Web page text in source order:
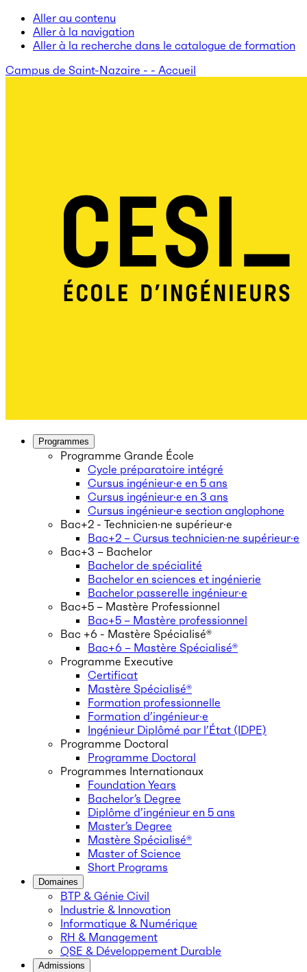
Aller au contenu
Aller à la navigation
Aller à la recherche dans le catalogue de formation
Campus de Saint-Nazaire - - Accueil
Programmes
Programme Grande École
Cycle préparatoire intégré
Cursus ingénieur·e en 5 ans
Cursus ingénieur·e en 3 ans
Cursus ingénieur·e section anglophone
Bac+2 - Technicien·ne supérieur·e
Bac+2 – Cursus technicien·ne supérieur·e
Bac+3 – Bachelor
Bachelor de spécialité
Bachelor en sciences et ingénierie
Bachelor passerelle ingénieur·e
Bac+5 – Mastère Professionnel
Bac+5 – Mastère professionnel
Bac +6 - Mastère Spécialisé®
Bac+6 – Mastère Spécialisé®
Programme Executive
Certificat
Mastère Spécialisé®
Formation professionnelle
Formation d’ingénieur·e
Ingénieur Diplômé par l’État (IDPE)
Programme Doctoral
Programme Doctoral
Programmes Internationaux
Foundation Years
Bachelor’s Degree
Diplôme d’ingénieur en 5 ans
Master’s Degree
Mastère Spécialisé®
Master of Science
Short Programs
Domaines
BTP & Génie Civil
Industrie & Innovation
Informatique & Numérique
RH & Management
QSE & Développement Durable
Admissions